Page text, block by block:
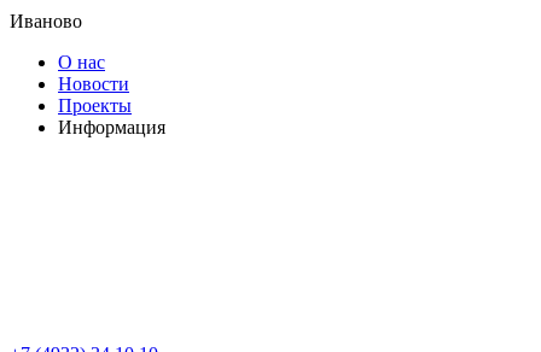
Иваново
О нас
Новости
Проекты
Информация